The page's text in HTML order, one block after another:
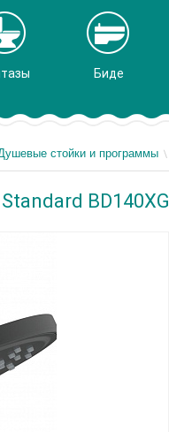
Биде
стойки и программы
BD140XG